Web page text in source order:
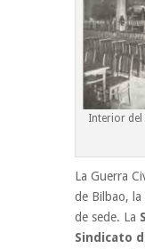
Interior del
La Guerra
de Bilbao, la
de sede. La
Sindicato